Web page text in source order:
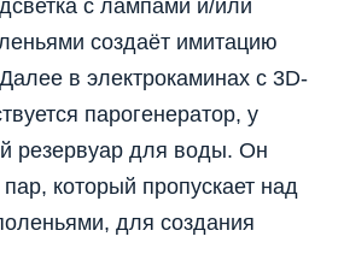
с лампами и/или
создаёт имитацию
в электрокаминах с 3D-
парогенератор, у
резервуар для воды. Он
который пропускает над
для создания